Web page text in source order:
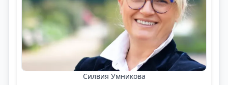
Силвия Умникова